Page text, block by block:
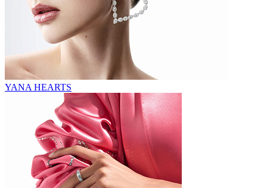
YANA HEARTS